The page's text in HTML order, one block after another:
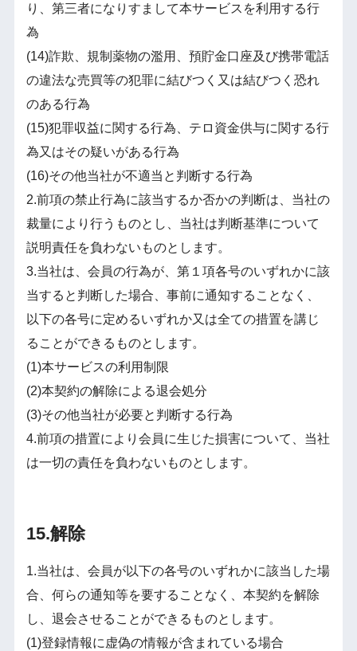
り、第三者になりすまして本サービスを利用する行
為
(14)詐欺、規制薬物の濫用、預貯金口座及び携帯電話
の違法な売買等の犯罪に結びつく又は結びつく恐れ
のある行為
(15)犯罪収益に関する行為、テロ資金供与に関する行
為又はその疑いがある行為
(16)その他当社が不適当と判断する行為
2.前項の禁止行為に該当するか否かの判断は、当社の
裁量により行うものとし、当社は判断基準について
説明責任を負わないものとします。
3.当社は、会員の行為が、第１項各号のいずれかに該
当すると判断した場合、事前に通知することなく、
以下の各号に定めるいずれか又は全ての措置を講じ
ることができるものとします。
(1)本サービスの利用制限
(2)本契約の解除による退会処分
(3)その他当社が必要と判断する行為
4.前項の措置により会員に生じた損害について、当社
は一切の責任を負わないものとします。
15.解除
1.当社は、会員が以下の各号のいずれかに該当した場
合、何らの通知等を要することなく、本契約を解除
し、退会させることができるものとします。
(1)登録情報に虚偽の情報が含まれている場合